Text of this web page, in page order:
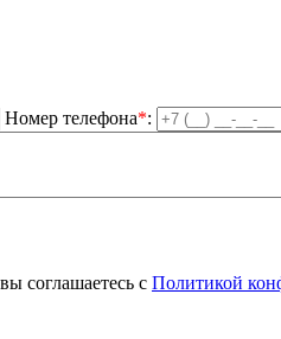
Номер телефона*:
соглашаетесь с Политикой